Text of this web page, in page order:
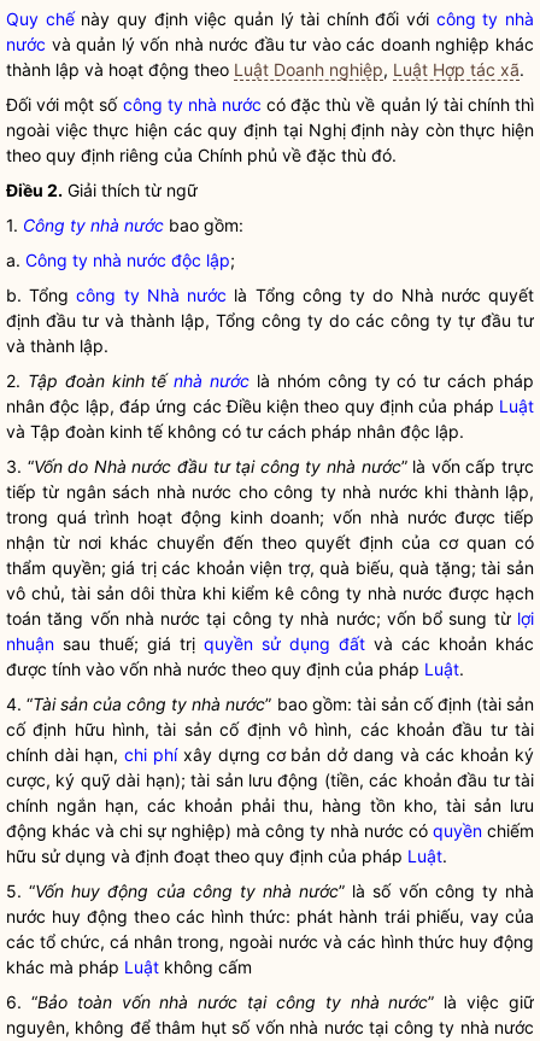
Quy chếnày quy định việc quản lý tài chính đối với công ty nhà
nước và quản lý vốn nhà nước đầu tư vào các doanh nghiệp khác
thành lập và hoạt động theo Luật Doanh nghiệp, Luật Hợp tác xã.
Đối với một số công ty nhà nước có đặc thù về quản lý tài chính thì
ngoài việc thực hiện các quy định tại Nghị định này còn thực hiện
theo quy định riêng của Chính phủ về đặc thù đó.
Điều 2. Giải thích từ ngữ
1. Công ty nhà nước bao gồm:
a. Công ty nhà nước độc lập;
b. Tổngcông ty Nhà nước là Tổng công ty do Nhà nước quyết
định đầu tư và thành lập, Tổng công ty do các công ty tự đầu tư
và thành lập.
2. Tập đoàn kinh tếnhà nước là nhóm công ty có tư cách pháp
nhân độc lập, đáp ứng các Điều kiện theo quy định của pháp Luật
và Tập đoàn kinh tế không có tư cách pháp nhân độc lập.
3. “Vốn do Nhà nước đầu tư tại công ty nhà nước” là vốn cấp trực
tiếp từ ngân sách nhà nước chocông ty nhà nước khi thành lập,
trong quá trình hoạt động kinh doanh; vốn nhà nước được tiếp
nhận từ nơi khác chuyển đến theo quyết định của cơ quan có
thẩm quyền; giá trị các khoản viện trợ, quà biếu, quà tặng; tài sản
vô chủ, tài sản dôi thừa khi kiểm kê công ty nhà nước được hạch
toán tăng vốn nhà nước tại công ty nhà nước; vốn bổ sung từ lợi
nhuận sau thuế; giá trị quyền sử dụng đất và các khoản khác
được tính vào vốn nhà nước theo quy định của pháp Luật.
4. “Tài sản củacông ty nhà nước” bao gồm: tài sản cố định (tài sản
cố định hữu hình, tài sản cố định vô hình, các khoản đầu tư tài
chính dài hạn, chi phíxây dựng cơ bản dở dang và các khoản ký
cược, ký quỹ dài hạn); tài sản lưu động (tiền, các khoản đầu tư tài
chính ngắn hạn, các khoản phải thu, hàng tồn kho, tài sản lưu
động khác và chi sự nghiệp) mà công ty nhà nước có quyền chiếm
hữu sử dụng và định đoạt theo quy định của pháp Luật.
5. “Vốn huy động của công ty nhà nước” là số vốn công ty nhà
nước huy động theo các hình thức: phát hành trái phiếu, vay của
các tổ chức, cá nhân trong, ngoài nước và các hình thức huy động
khác mà pháp Luật không cấm
6. “Bảo toàn vốn nhà nước tại công ty nhà nước” là việc giữ
nguyên, không để thâm hụt số vốn nhà nước tại công ty nhà nước